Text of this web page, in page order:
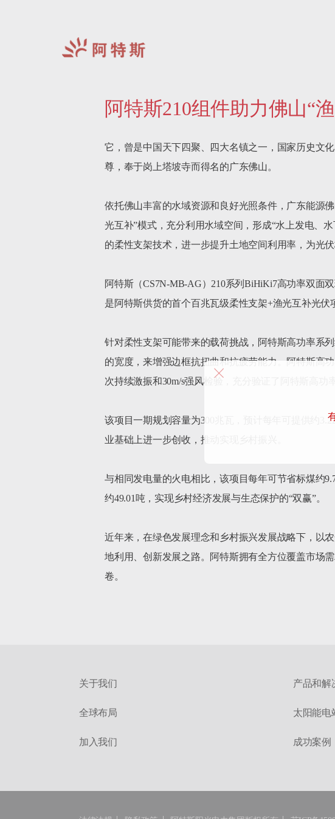
阿特斯210组件助力佛山“
它，曾是中国天下四聚、四大名镇之一，国家历史文
尊，奉于岗上塔坡寺而得名的广东佛山。
依托佛山丰富的水域资源和良好光照条件，广东能源
光互补”模式，充分利用水域空间，形成“水上发电、
的柔性支架技术，进一步提升土地空间利用率，为光
阿特斯（CS7N-MB-AG）210系列BiHiKi7高功率双面
是阿特斯供货的首个百兆瓦级柔性支架+渔光互补光伏
针对柔性支架可能带来的载荷挑战，阿特斯高功率系
的宽度，来增强边框抗扭曲和抗疲劳能力。阿特斯高
次持续激振和30m/s强风检验，充分验证了阿特斯高功
该项目一期规划容量为300兆瓦，预计每年可提供约
业基础上进一步创收，推动实现乡村振兴。
与相同发电量的火电相比，该项目每年可节省标煤约
约49.01吨，实现乡村经济发展与生态保护的“双赢”。
近年来，在绿色发展理念和乡村振兴发展战略下，以
地利用、创新发展之路。阿特斯拥有全方位覆盖市场
关于我们 产品和解
全球布局 太阳能电
加入我们 成功案例